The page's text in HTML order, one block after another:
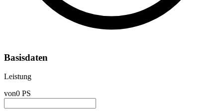
Basisdaten
Leistung
von0 PS